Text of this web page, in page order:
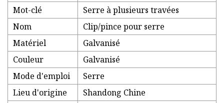
Mot-clé
Serre à plusieurs travées
Nom
Clip/pince pour serre
Matériel
Galvanisé
Couleur
Galvanisé
Mode d'emploi
Serre
Lieu d'origine
Shandong Chine